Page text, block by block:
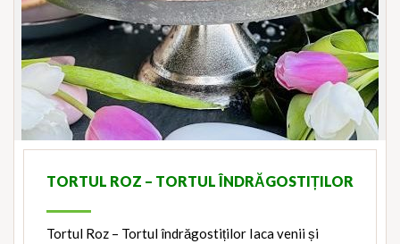
TORTUL ROZ – TORTUL ÎNDRĂGOSTIȚILOR
Tortul Roz – Tortul îndrăgostiților Iaca venii și